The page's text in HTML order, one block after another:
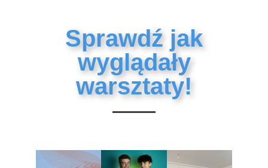
Sprawdź jak
wyglądały
warsztaty!